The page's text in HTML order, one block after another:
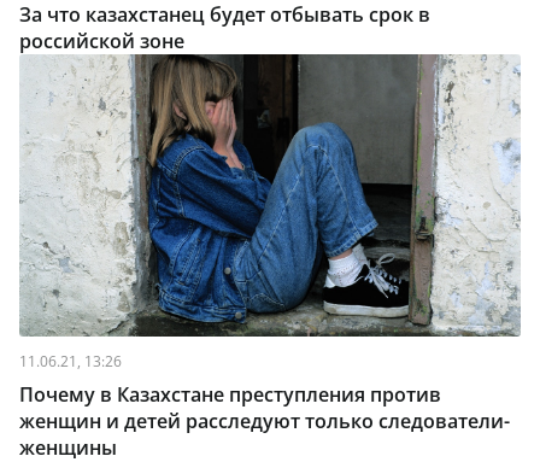
За что казахстанец будет отбывать срок в
российской зоне
11.06.21, 13:26
Почему в Казахстане преступления против
женщин и детей расследуют только следователи-
женщины